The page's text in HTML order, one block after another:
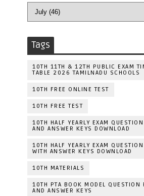
Tags
10TH 11TH & 12TH PUBLIC EXAM
TABLE 2026 TAMILNADU SCHOOLS
10TH FREE ONLINE TEST
10TH FREE TEST
10TH HALF YEARLY EXAM
AND ANSWER KEYS DOWNLOAD
10TH HALF YEARLY EXAM
WITH ANSWER KEYS DOWNLOAD
10TH MATERIALS
10TH PTA BOOK MODEL QUESTION
AND ANSWER KEYS